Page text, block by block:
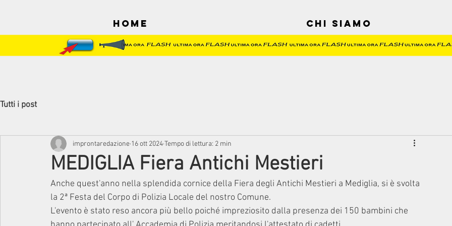
Home Chi siamo
Tutti i post
MEDIGLIA Fiera Antichi Mestieri
improntaredazione 16 ott 2024Tempo di lettura: 2 min
Anche quest'anno nella splendida cornice della Fiera degli Antichi Mestieri a Mediglia, si è svolta
la 2ª Festa del Corpo di Polizia Locale del nostro Comune.
L'evento è stato reso ancora più bello poiché impreziosito dalla presenza dei 150 bambini che